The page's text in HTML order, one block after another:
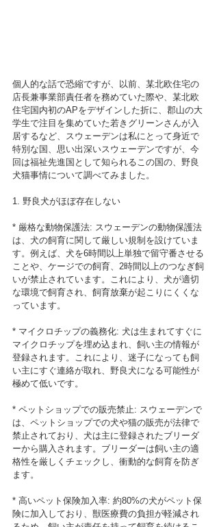
個人的な話で恐縮ですが、以前、某北欧住宅の
店長兼事業部責任者を務めていた際や、某北欧
住宅国内初のAPをデザインした折に、郡山の大
学生で注目を集めていた若きグリーンさんが入
居するなど、スウェーデンは私にとって身近で
特別な国、思い出深いスウェーデンですが、今
回は福祉先進国として知られるこの国の、野良
犬猫事情について調べてみました。
1. 野良犬がほぼ存在しない
* 厳格な動物保護法: スウェーデンの動物保護法
は、犬の飼育に関して厳しい規制を設けていま
す。例えば、犬を6時間以上単独で留守番させる
ことや、ケージでの飼育、2時間以上のつなぎ飼
いが禁止されています。これにより、犬が適切
な環境で飼育され、飼育放棄が起こりにくくな
っています。
* マイクロチップの義務化: 犬は生まれてすぐに
マイクロチップを埋め込まれ、飼い主の情報が
登録されます。これにより、迷子になっても飼
い主にすぐ連絡が取れ、野良犬になる可能性が
極めて低いです。
* ペットショップでの販売禁止: スウェーデンで
は、ペットショップでの犬や猫の販売が法律で
禁止されており、犬は主に登録されたブリーダ
ーから購入されます。ブリーダーは飼い主の適
格性を厳しくチェックし、衝動的な飼育を防ぎ
ます。
* 高いペット保険加入率: 約80%の犬がペット保
険に加入しており、獣医療費の負担が軽減され